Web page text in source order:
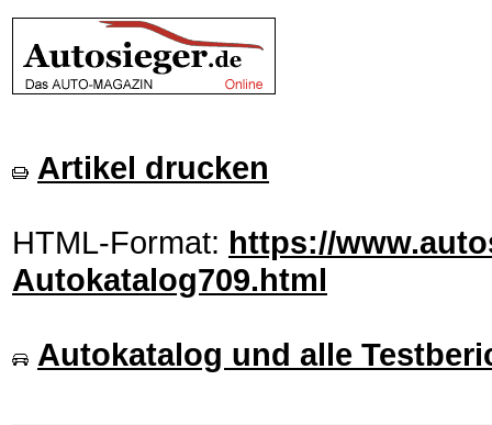
Artikel drucken
HTML-Format: https://
Autokatalog709.html
Autokatalog und alle